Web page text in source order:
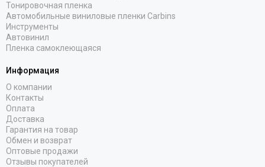
Тонировочная пленка
Автомобильные виниловые пленки Carbins
Инструменты
Автовинил
Пленка самоклеющаяся
Информация
О компании
Контакты
Оплата
Доставка
Гарантия на товар
Обмен и возврат
Оптовые продажи
Отзывы покупателей